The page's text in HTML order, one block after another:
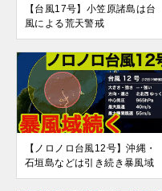
【台風17号】小笠原諸島は台
風による荒天警戒
【ノロノロ台風12号】沖縄・
石垣島などは引き続き暴風域